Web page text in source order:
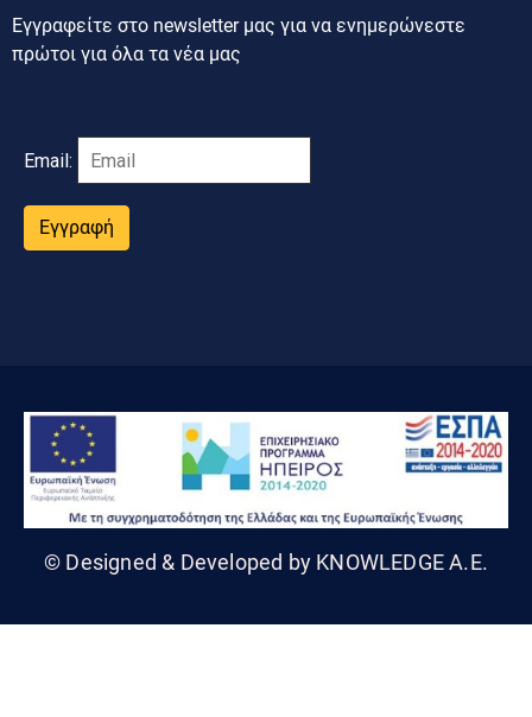
Εγγραφείτε στο newsletter μας για να ενημερώνεστε
πρώτοι για όλα τα νέα μας
Email:
Εγγραφή
© Designed & Developed by KNOWLEDGE A.E.